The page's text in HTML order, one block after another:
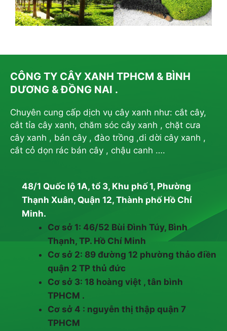
CÔNG TY CÂY XANH TPHCM & BÌNH
DƯƠNG & ĐỒNG NAI .
Chuyên cung cấp dịch vụ cây xanh như: cắt cây,
cắt tỉa cây xanh, chăm sóc cây xanh , chặt cưa
cây xanh , bán cây , đào trồng ,di dời cây xanh ,
cắt cỏ dọn rác bán cây , chậu canh ….
48/1 Quốc lộ 1A, tổ 3, Khu phố 1, Phường
Thạnh Xuân, Quận 12, Thành phố Hồ Chí
Minh.
Cơ sở 1: 46/52 Bùi Đình Túy, Bình
Thạnh, TP. Hồ Chí Minh
Cơ sở 2: 89 đường 12 phường thảo điền
quận 2 TP thủ đức
Cơ sở 3: 18 hoàng việt , tân bình
TPHCM .
Cơ sở 4 : nguyễn thị thập quận 7
TPHCM